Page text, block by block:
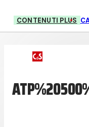
CONTENUTI PLUS